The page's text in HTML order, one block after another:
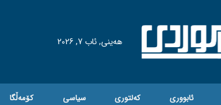
هه‌ینی, ئاب 7, 2026
ئابووری کەلتوری سیاسی کۆمەڵگا